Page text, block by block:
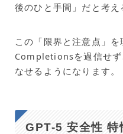
後のひと手間」だと考え
この「限界と注意点」
Completionsを過信せず
なせるようになります。
GPT-5 安全性 特